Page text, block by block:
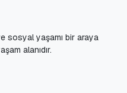
sosyal yaşamı bir araya
alanıdır.